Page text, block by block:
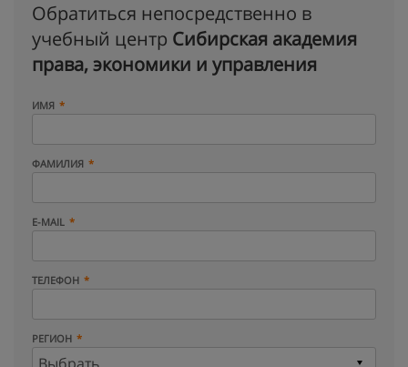
Обратиться непосредственно в
учебный центр Сибирская академия
права, экономики и управления
ИМЯ
ФАМИЛИЯ
E-MAIL
ТЕЛЕФОН
РЕГИОН